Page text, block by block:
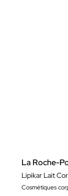
La Roche-
Lipikar Lait
Cosmétiques